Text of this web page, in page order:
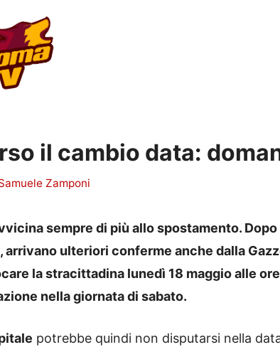
il cambio data:
Zamponi
sempre di più allo spostamento.
arrivano ulteriori conferme anche dalla
la stracittadina lunedì 18 maggio alle
nella giornata di sabato.
potrebbe quindi non disputarsi nella